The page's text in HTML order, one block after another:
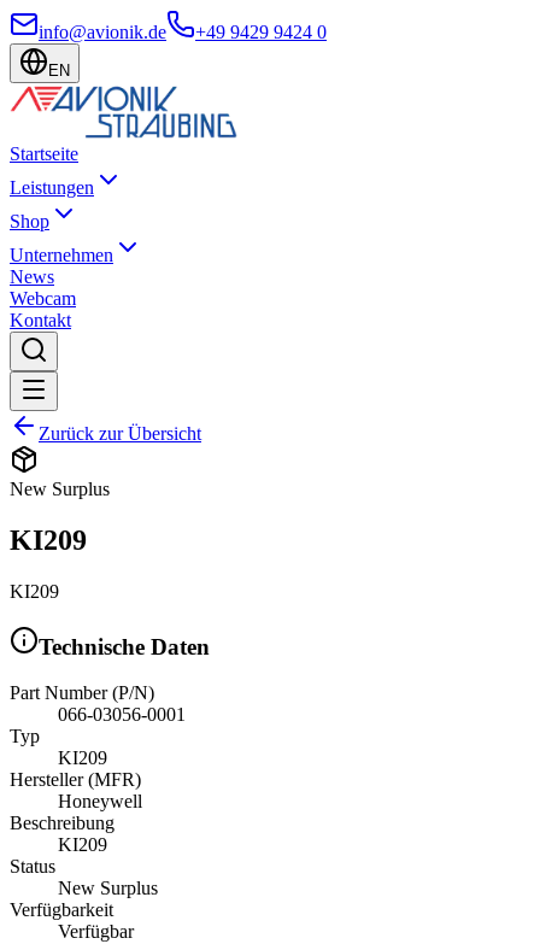
info@avionik.de +49 9429 9424 0
EN
Startseite
Leistungen
Shop
Unternehmen
News
Webcam
Kontakt
Zurück zur Übersicht
New Surplus
KI209
KI209
Technische Daten
Part Number (P/N)
066-03056-0001
Typ
KI209
Hersteller (MFR)
Honeywell
Beschreibung
KI209
Status
New Surplus
Verfügbarkeit
Verfügbar